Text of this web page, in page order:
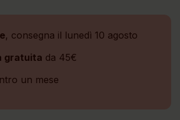
, consegna il lunedì 10 agosto
gratuita da 45€
un mese